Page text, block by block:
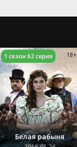
Белая рабыня
1 сезон 62 серия 18+